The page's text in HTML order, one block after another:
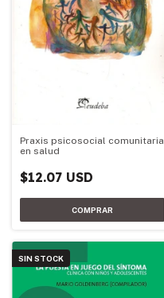
Praxis psicosocial comunitaria
en salud
$12.07 USD
SIN STOCK